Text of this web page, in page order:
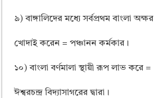
৯) বাঙ্গালিদের মধ্যে সর্বপ্রথম বাংলা অক্ষর
খোদাই করেন = পঞ্চানন কর্মকার।
১০) বাংলা বর্ণমালা স্থায়ী রূপ লাভ করে =
ঈশ্বরচন্দ্র বিদ্যাসাগরের দ্বারা।